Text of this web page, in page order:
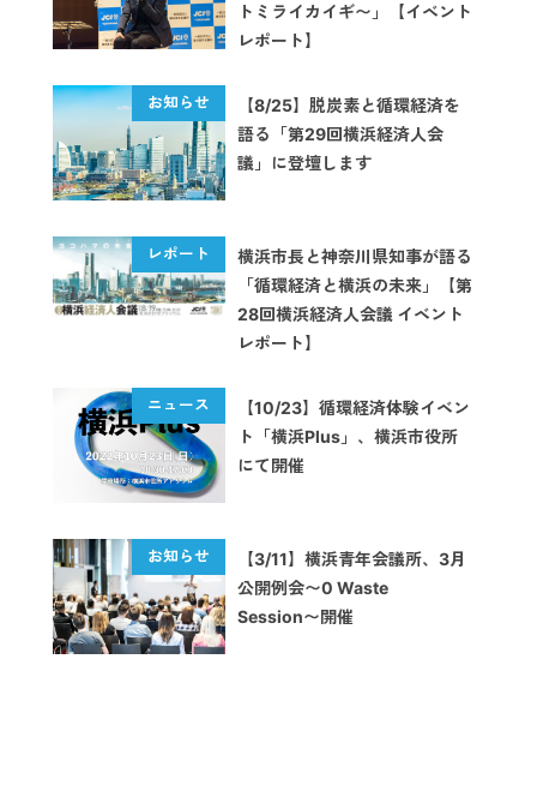
トミライカイギ〜」【イベント
レポート】
【8/25】脱炭素と循環経済を
語る「第29回横浜経済人会
議」に登壇します
横浜市長と神奈川県知事が語る
「循環経済と横浜の未来」【第
28回横浜経済人会議 イベント
レポート】
【10/23】循環経済体験イベン
ト「横浜Plus」、横浜市役所
にて開催
【3/11】横浜青年会議所、3月
公開例会〜0 Waste
Session〜開催